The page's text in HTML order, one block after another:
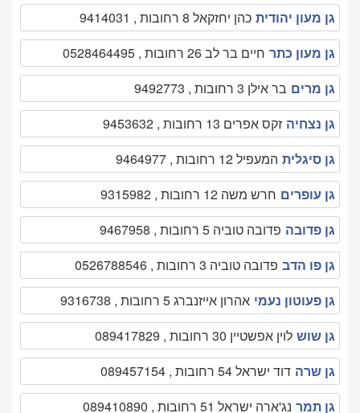
גן מעון יהודית כהן יחזקאל 8 רחובות , 9414031
גן מעון כתר חיים בר לב 26 רחובות , 0528464495
גן מרים בר אילן 3 רחובות , 9492773
גן נצחיה זקס אפרים 13 רחובות , 9453632
גן סיגלית המעפיל 12 רחובות , 9464977
גן עופרים חרש משה 12 רחובות , 9315982
גן פדובה פדובה טוביה 5 רחובות , 9467958
גן פו הדב פדובה טוביה 3 רחובות , 0526788546
גן פעוטון נעמי אהרון אייזנברג 5 רחובות , 9316738
גן שוש לוין אפשטיין 30 רחובות , 089417829
גן שרה דוד ישראל 54 רחובות , 089457154
גן תמר נג'ארה ישראל 51 רחובות , 089410890